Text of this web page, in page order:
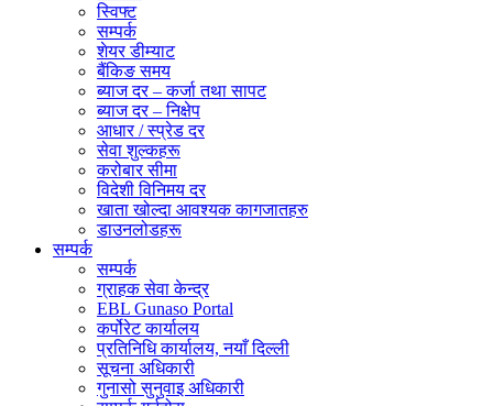
स्विफ्ट
सम्पर्क
शेयर डीम्याट
बैंकिङ समय
ब्याज दर – कर्जा तथा सापट
ब्याज दर – निक्षेप
आधार / स्प्रेड दर
सेवा शुल्कहरू
करोबार सीमा
विदेशी विनिमय दर
खाता खोल्दा आवश्यक कागजातहरु
डाउनलोडहरू
सम्पर्क
सम्पर्क
ग्राहक सेवा केन्द्र
EBL Gunaso Portal
कर्पोरेट कार्यालय
प्रतिनिधि कार्यालय, नयाँ दिल्ली
सूचना अधिकारी
गुनासो सुनुवाइ अधिकारी